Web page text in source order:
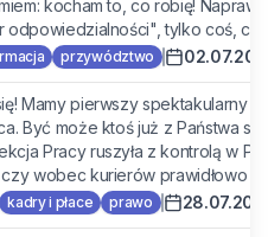
kocham to, co robię!
odpowiedzialności", tylko coś, co
przywództwo
Mamy pierwszy spektakularny
Być może ktoś już z Państwa
Pracy ruszyła z kontrolą w
wobec kurierów prawidłowo
kadry i płace prawo